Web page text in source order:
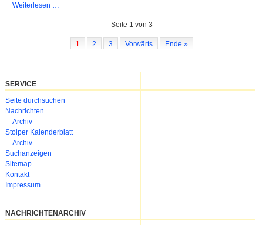
Weiterlesen …
Seite 1 von 3
1 2 3 Vorwärts Ende »
SERVICE
Navigation
überspringen
Seite durchsuchen
Nachrichten
Archiv
Stolper Kalenderblatt
Archiv
Suchanzeigen
Sitemap
Kontakt
Impressum
NACHRICHTENARCHIV